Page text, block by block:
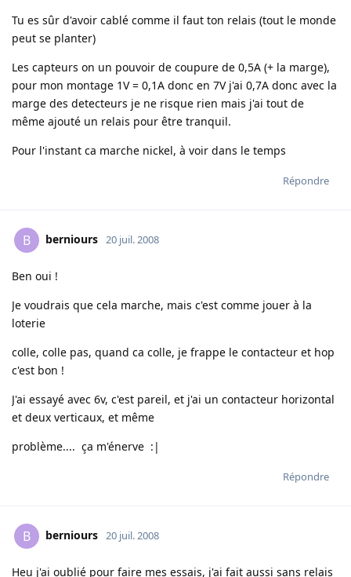
Tu es sûr d'avoir cablé comme il faut ton relais (tout le monde
peut se planter)
Les capteurs on un pouvoir de coupure de 0,5A (+ la marge),
pour mon montage 1V = 0,1A donc en 7V j'ai 0,7A donc avec la
marge des detecteurs je ne risque rien mais j'ai tout de
même ajouté un relais pour être tranquil.
Pour l'instant ca marche nickel, à voir dans le temps
Répondre
B berniours 20 juil. 2008
Ben oui !
Je voudrais que cela marche, mais c'est comme jouer à la
loterie
colle, colle pas, quand ca colle, je frappe le contacteur et hop
c'est bon !
J'ai essayé avec 6v, c'est pareil, et j'ai un contacteur horizontal
et deux verticaux, et même
problème.... ça m'énerve :|
Répondre
B berniours 20 juil. 2008
Heu j'ai oublié pour faire mes essais, j'ai fait aussi sans relais